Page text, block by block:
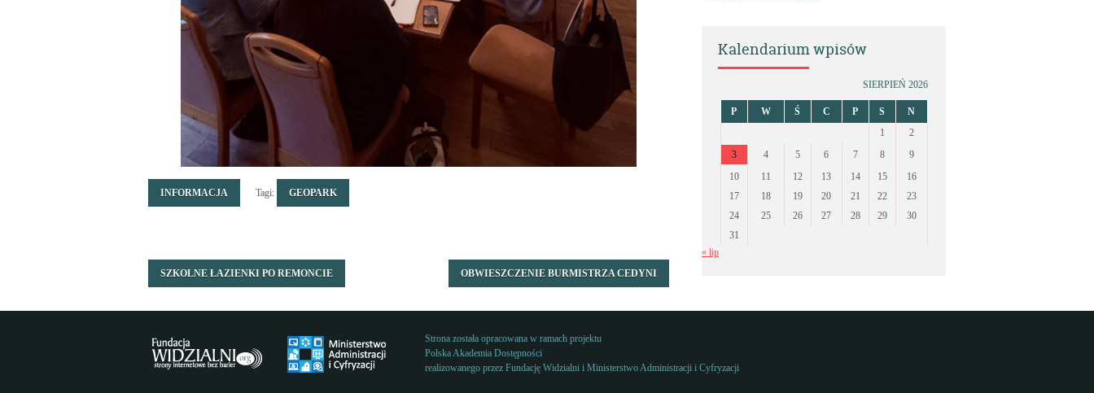
INFORMACJA Tagi: GEOPARK
SZKOLNE ŁAZIENKI PO REMONCIE OBWIESZCZENIE BURMISTRZA CEDYNI
Kalendarium wpisów
SIERPIEŃ 2026
P W Ś C P S
N
1
2
3
4 5 6 7 8
9
10
11 12 13 14 15
16
17
18 19 20 21 22
23
24
25 26 27 28 29
30
31
« lip
Strona została opracowana w ramach projektu
Polska Akademia Dostępności
realizowanego przez Fundację Widzialni i Ministerstwo Administracji i Cyfryzacji